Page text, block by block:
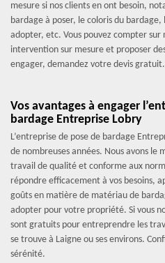
mesure si nos clients en ont besoin,
bardage à poser, le coloris du
adopter, etc. Vous pouvez compter
intervention sur mesure et proposer
engager, demandez votre devis gratuit.
Vos avantages à engager
bardage Entreprise Lobry
L’entreprise de pose de bardage
de nombreuses années. Nous avons le
travail de qualité et conforme aux
répondre efficacement à vos besoins,
goûts en matière de matériau de
adopter pour votre propriété. Si vous
sont gratuits pour entreprendre les
se trouve à Laigne ou ses environs.
sérénité.